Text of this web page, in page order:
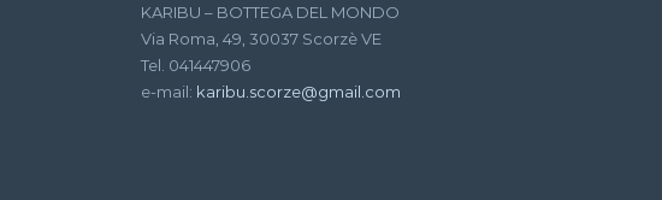
KARIBU – BOTTEGA DEL MONDO
Via Roma, 49, 30037 Scorzè VE
Tel. 041447906
e-mail: karibu.scorze@gmail.com